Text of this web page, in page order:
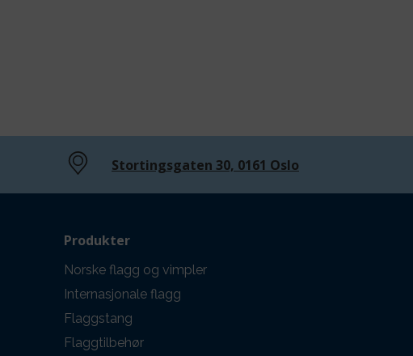
Stortingsgaten 30, 0161 Oslo
Produkter
Norske flagg og vimpler
Internasjonale flagg
Flaggstang
Flaggtilbehør